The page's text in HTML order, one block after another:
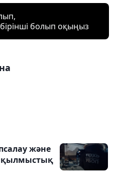
болып оқыңыз
және
қылмыстық